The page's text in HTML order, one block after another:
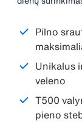
Pilno
Unikalus
veleno
T500
pieno